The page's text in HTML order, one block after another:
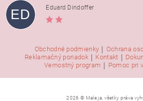
ED Eduard Dindoffer
Obchodné podmienky | Ochrana
Reklamačný poriadok | Kontakt |
Vernostný program | Pomoc pri
2026 © Male ja, všetky práva